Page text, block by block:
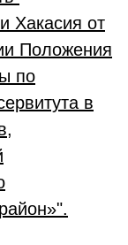
Хакасия от
Положения
по
в
".